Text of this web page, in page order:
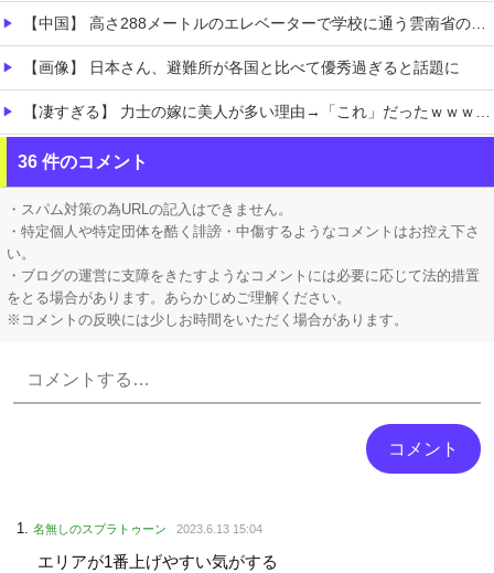
【中国】 高さ288メートルのエレベーターで学校に通う雲南省の山地の子供たち 通学時間 3時間→30分に短縮
【画像】 日本さん、避難所が各国と比べて優秀過ぎると話題に
【凄すぎる】 力士の嫁に美人が多い理由→「これ」だったｗｗｗｗｗｗｗ
【ホロライブ】 泉パッパが水着ミオしゃイラストあげとる
【にじさんじ】 舞元、弟への誕生日プレゼントがこちら『いやな兄』『ぶん殴られても文句は言えんやろこれ』
36 件のコメント
・スパム対策の為URLの記入はできません。
・特定個人や特定団体を酷く誹謗・中傷するようなコメントはお控え下さ
い。
・ブログの運営に支障をきたすようなコメントには必要に応じて法的措置
をとる場合があります。あらかじめご理解ください。
※コメントの反映には少しお時間をいただく場合があります。
名無しのスプラトゥーン 2023.6.13 15:04
エリアが1番上げやすい気がする